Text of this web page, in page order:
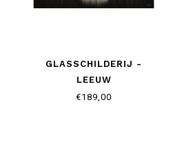
GLASSCHILDERIJ -
LEEUW
€189,00